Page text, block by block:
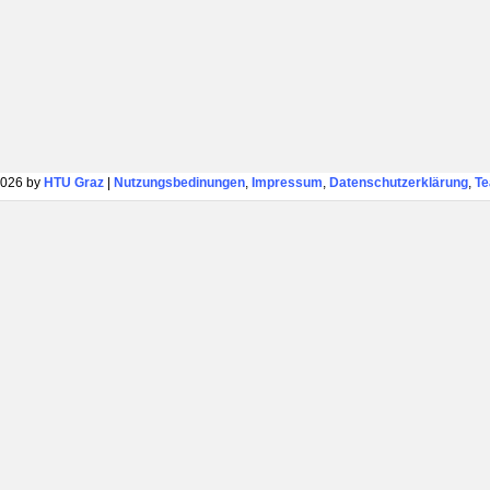
by HTU Graz| Nutzungsbedinungen, Impressum, Datenschutzerklärung,